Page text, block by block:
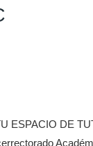
ESPACIO DE